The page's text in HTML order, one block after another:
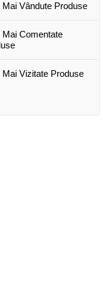
Mai Vândute Produse
Mai Comentate
Mai Vizitate Produse